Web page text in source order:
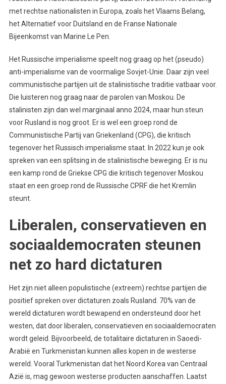
met rechtse nationalisten in Europa, zoals het Vlaams Belang,
het Alternatief voor Duitsland en de Franse Nationale
Bijeenkomst van Marine Le Pen.
Het Russische imperialisme speelt nog graag op het (pseudo)
anti-imperialisme van de voormalige Sovjet-Unie. Daar zijn veel
communistische partijen uit de stalinistische traditie vatbaar voor.
Die luisteren nog graag naar de parolen van Moskou. De
stalinisten zijn dan wel marginaal anno 2024, maar hun steun
voor Rusland is nog groot. Er is wel een groep rond de
Communistische Partij van Griekenland (CPG), die kritisch
tegenover het Russisch imperialisme staat. In 2022 kun je ook
spreken van een splitsing in de stalinistische beweging. Er is nu
een kamp rond de Griekse CPG die kritisch tegenover Moskou
staat en een groep rond de Russische CPRF die het Kremlin
steunt.
Liberalen, conservatieven en
sociaaldemocraten steunen
net zo hard dictaturen
Het zijn niet alleen populistische (extreem) rechtse partijen die
positief spreken over dictaturen zoals Rusland. 70% van de
wereld dictaturen wordt bewapend en ondersteund door het
westen, dat door liberalen, conservatieven en sociaaldemocraten
wordt geleid. Bijvoorbeeld, de totalitaire dictaturen in Saoedi-
Arabië en Turkmenistan kunnen alles kopen in de westerse
wereld. Vooral Turkmenistan dat het Noord Korea van Centraal
Azië is, mag gewoon westerse producten aanschaffen. Laatst